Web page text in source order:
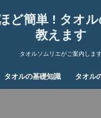
ど簡単 ! タオ
教えます
タオルソムリエがご案内しま
タオルの基礎知識 タオル